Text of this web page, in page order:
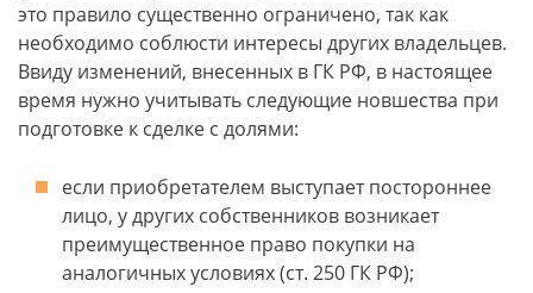
это правило существенно ограничено, так как
необходимо соблюсти интересы других владельцев.
Ввиду изменений, внесенных в ГК РФ, в настоящее
время нужно учитывать следующие новшества при
подготовке к сделке с долями:
если приобретателем выступает постороннее
лицо, у других собственников возникает
преимущественное право покупки на
аналогичных условиях (ст. 250 ГК РФ);